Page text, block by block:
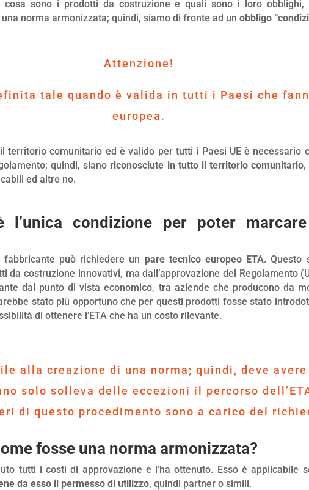
cosa sono i prodotti da costruzione e quali sono i loro
norma armonizzata; quindi, siamo di fronte ad unobbligo
Attenzione!
tale quando è valida in tutti i Paesi che
europea.
territorio comunitario ed è valido per tutti i Paesi UE è
quindi, siano riconosciute in tutto il territorio comunitario,
ed altre no.
l’unica condizione per poter
fabbricante può richiedere un pare tecnico europeo ETA. Questo
costruzione innovativi, ma dall’approvazione del Regolamento
dal punto di vista economico, tra aziende che producono da
stato più opportuno che per questi prodotti fosse stato
di ottenere l’ETA che ha un costo rilevante.
alla creazione di una norma; quindi, deve
solo solleva delle eccezioni il percorso
di questo procedimento sono a carico del
fosse una norma armonizzata?
tutti i costi di approvazione e l’ha ottenuto. Esso è applicabile
da esso il permesso di utilizzo, quindi partner o simili.